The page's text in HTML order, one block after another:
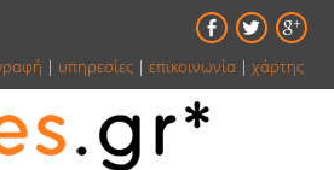
| υπηρεσίες| επικοινωνία| χάρτης